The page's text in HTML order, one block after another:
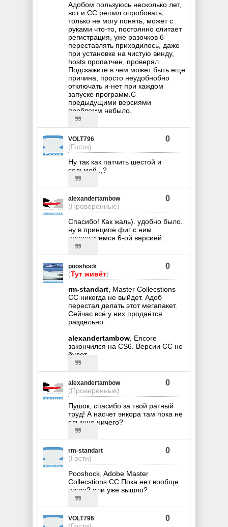
Адобом пользуюсь несколько лет,
вот и CC решил опробовать,
только не могу понять, может с
руками что-то, постоянно слитает
регистрация, уже разочков 6
переставлять приходилось, даже
при установке на чистую винду,
hosts пропатчен, проверял.
Подскажите в чем может быть еще
причина, просто неудобнобно
отключать и-нет при каждом
запуске программ.С
предыдущими версиями
проблемм небыло.
VOLT796
(Гости)
0
Ну так как патчить шестой и
седьмой .,?
alexandertambow
(Проверенные)
0
Спасибо! Как жаль). удобно было.
ну в принципе фиг с ним.
попользуемся 6-ой версией.
pooshock
(Тут живёт)
0
rm-standart, Master Collecstions
CC никогда не выйдет. Адоб
перестал делать этот мегапакет.
Сейчас всё у них продаётся
раздельно.
alexandertambow, Encore
закончился на CS6. Версии CC не
будет.
alexandertambow
(Проверенные)
0
Пушок, спасибо за твой ратный
труд! А насчет энкора там пока не
слышно ничего?
rm-standart
(Гости)
0
Pooshock, Adobe Master
Collecstions CC Пока нет вообще
нигде? или уже вышло?
VOLT796 0